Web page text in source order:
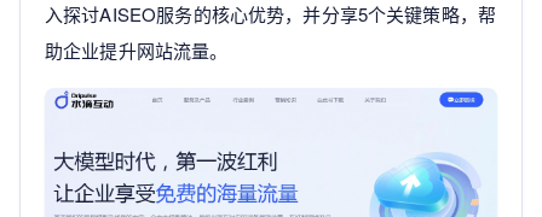
入探讨AISEO服务的核心优势，并分享5个关键策略，帮
助企业提升网站流量。